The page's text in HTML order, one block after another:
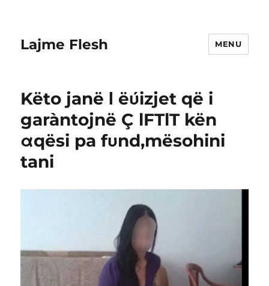
Lajme Flesh MENU
Këto janë Ι ëύizjet që i
garàntojnë Ç lFTlT kën
αqësi pa fυnd,mësohini
tani